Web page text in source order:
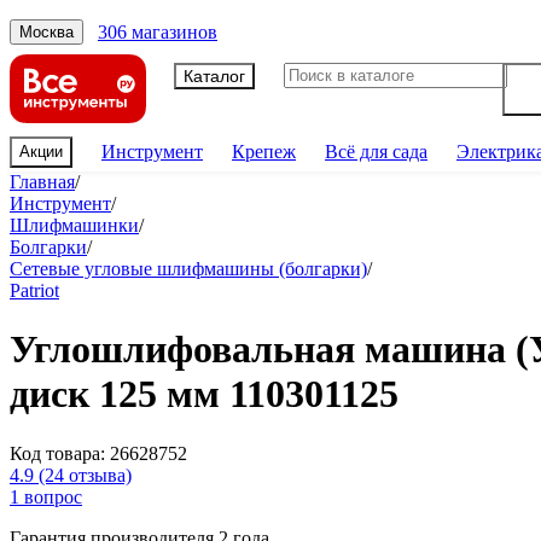
Москва 306 магазинов
Каталог
Акции Инструмент Крепеж Всё для сада
Главная/
Инструмент/
Шлифмашинки/
Болгарки/
Сетевые угловые шлифмашины (болгарки)/
Patriot
Углошлифовальная машина
диск 125 мм 110301125
Код товара: 26628752
4.9 (24 отзыва)
1 вопрос